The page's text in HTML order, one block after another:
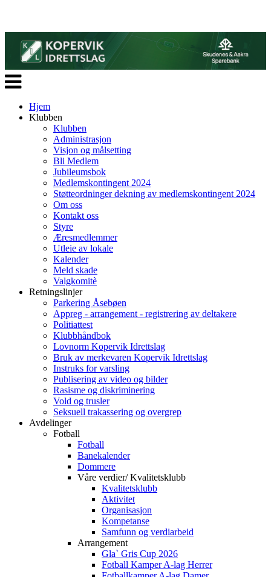
Veksle
navigasjon
Hjem
Klubben
Klubben
Administrasjon
Visjon og målsetting
Bli Medlem
Jubileumsbok
Medlemskontingent 2024
Støtteordninger dekning av medlemskontingent 2024
Om oss
Kontakt oss
Styre
Æresmedlemmer
Utleie av lokale
Kalender
Meld skade
Valgkomitè
Retningslinjer
Parkering Åsebøen
Appreg - arrangement - registrering av deltakere
Politiattest
Klubbhåndbok
Lovnorm Kopervik Idrettslag
Bruk av merkevaren Kopervik Idrettslag
Instruks for varsling
Publisering av video og bilder
Rasisme og diskriminering
Vold og trusler
Seksuell trakassering og overgrep
Avdelinger
Fotball
Fotball
Banekalender
Dommere
Våre verdier/ Kvalitetsklubb
Kvalitetsklubb
Aktivitet
Organisasjon
Kompetanse
Samfunn og verdiarbeid
Arrangement
Gla` Gris Cup 2026
Fotball Kamper A-lag Herrer